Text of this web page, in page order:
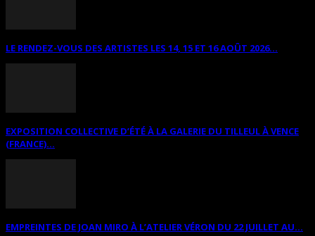
LE RENDEZ-VOUS DES ARTISTES LES 14, 15 ET 16 AOÛT 2026...
EXPOSITION COLLECTIVE D’ÉTÉ À LA GALERIE DU TILLEUL À VENCE
(FRANCE)...
EMPREINTES DE JOAN MIRO À L’ATELIER VÉRON DU 22 JUILLET AU...